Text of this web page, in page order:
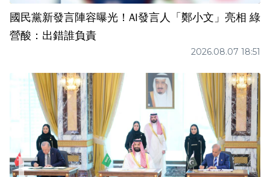
國民黨新發言陣容曝光！AI發言人「鄭小文」亮相 綠
營酸：出錯誰負責
2026.08.07 18:51